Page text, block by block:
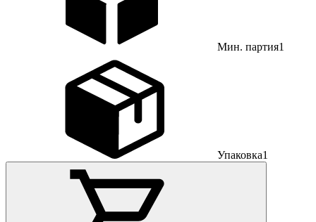
Мин. партия1
Упаковка1